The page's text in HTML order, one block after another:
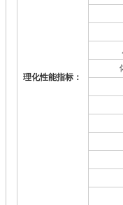
理化性能指标：